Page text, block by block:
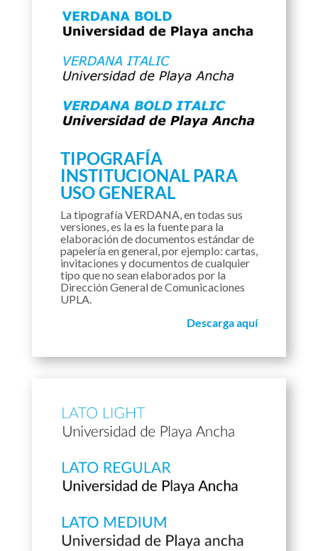
TIPOGRAFÍA
INSTITUCIONAL PARA
USO GENERAL
La tipografía VERDANA, en todas sus
versiones, es la es la fuente para la
elaboración de documentos estándar de
papelería en general, por ejemplo: cartas,
invitaciones y documentos de cualquier
tipo que no sean elaborados por la
Dirección General de Comunicaciones
UPLA.
Descarga aquí